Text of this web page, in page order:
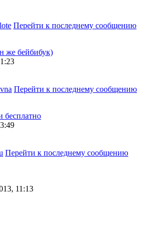
Перейти к последнему сообщению
же бейбибук)
Перейти к последнему сообщению
бесплатно
Перейти к последнему сообщению
11:13